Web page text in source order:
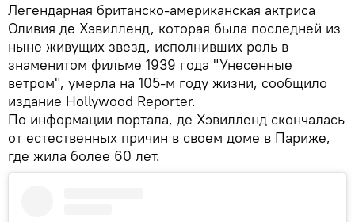
Легендарная британско-американская актриса
Оливия де Хэвилленд, которая была последней из
ныне живущих звезд, исполнивших роль в
знаменитом фильме 1939 года "Унесенные
ветром", умерла на 105-м году жизни, сообщило
издание Hollywood Reporter.
По информации портала, де Хэвилленд скончалась
от естественных причин в своем доме в Париже,
где жила более 60 лет.